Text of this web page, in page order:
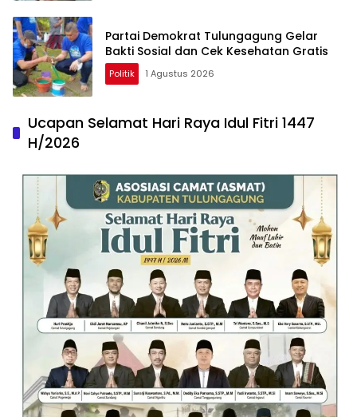
Partai Demokrat Tulungagung Gelar
Bakti Sosial dan Cek Kesehatan Gratis
Politik 1 Agustus 2026
Ucapan Selamat Hari Raya Idul Fitri 1447
H/2026